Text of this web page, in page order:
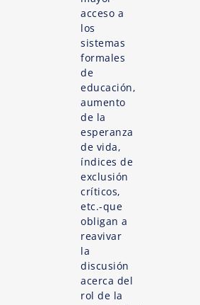
acceso a
los
sistemas
formales
de
educación,
aumento
de la
esperanza
de vida,
índices de
exclusión
críticos,
etc.-que
obligan a
reavivar
la
discusión
acerca del
rol de la